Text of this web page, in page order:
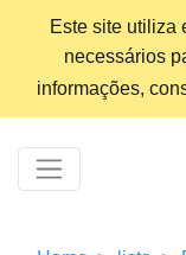
Este site utiliza
necessários
informações,